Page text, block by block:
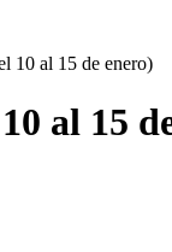
10 al 15 de enero)
al 15